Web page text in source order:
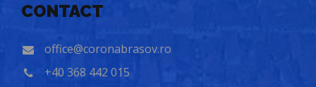
CONTACT
office@coronabrasov.ro
+40 368 442 015